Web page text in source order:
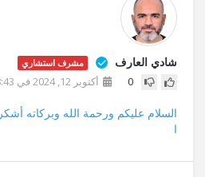
شادي العارف مشرف استشاري
0 أكتوبر 12, 2024 في 8:43 ص
السلام عليكم ورحمة الله وبركاته
ا